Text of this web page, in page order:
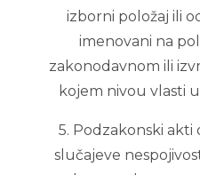
izborni položaj ili
imenovani na
zakonodavnom ili
kojem nivou vlasti
5. Podzakonski
slučajeve